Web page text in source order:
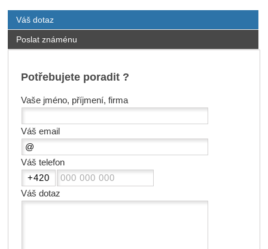
Váš dotaz
Poslat známénu
Potřebujete poradit ?
Vaše jméno, příjmení, firma
Váš email
Váš telefon
Váš dotaz